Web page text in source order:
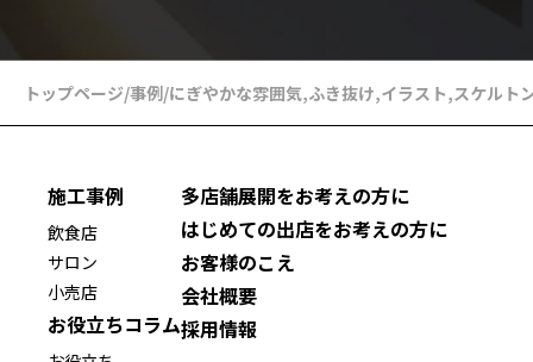
トップページ/事例/にぎやかな雰囲気,ふき抜け,イラスト,スケルト
施工事例
飲食店
サロン
小売店
お役立ちコラム
多店舗展開をお考えの方に
はじめての出店をお考えの方に
お客様のこえ
会社概要
採用情報